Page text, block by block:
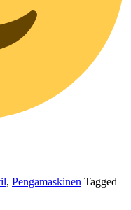
, Pengamaskinen Tagged